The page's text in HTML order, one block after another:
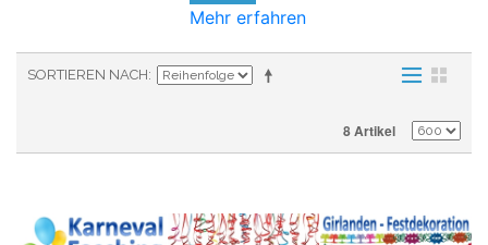
Mehr erfahren
SORTIEREN NACH
8 Artikel